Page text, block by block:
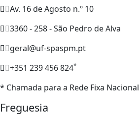
Av. 16 de Agosto n.º 10
3360 - 258 - São Pedro de Alva
geral@uf-spaspm.pt
+351 239 456 824*
* Chamada para a Rede Fixa Nacional
Freguesia